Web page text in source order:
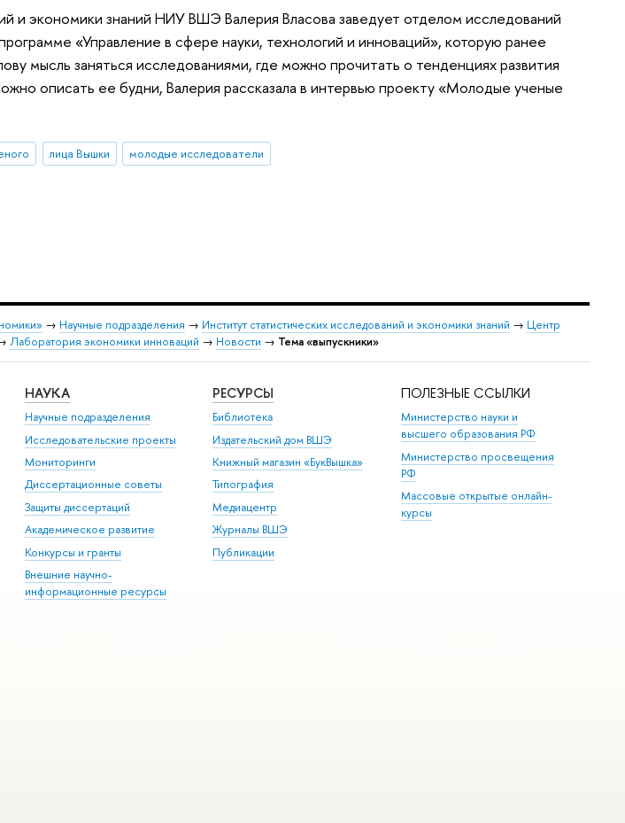
и экономики знаний НИУ ВШЭ Валерия Власова заведует отделом исследований
«Управление в сфере науки, технологий и инноваций», которую ранее
мысль заняться исследованиями, где можно прочитать о тенденциях развития
описать ее будни, Валерия рассказала в интервью проекту «Молодые ученые
лица Вышки молодые исследователи
→ Научные подразделения → Институт статистических исследований и экономики знаний → Центр
Лаборатория экономики инноваций → Новости → Тема «выпускники»
НАУКА
Научные подразделения
Исследовательские проекты
Мониторинги
Диссертационные советы
Защиты диссертаций
Академическое развитие
Конкурсы и гранты
Внешние научно-
информационные ресурсы
РЕСУРСЫ
Библиотека
Издательский дом ВШЭ
Книжный магазин «БукВышка»
Типография
Медиацентр
Журналы ВШЭ
Публикации
ПОЛЕЗНЫЕ ССЫЛКИ
Министерство науки и
высшего образования РФ
Министерство просвещения
РФ
Массовые открытые онлайн-
курсы